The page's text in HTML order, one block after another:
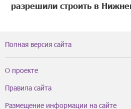
разрешили строить в
Полная версия сайта
О проекте
Правила сайта
Размещение информации на сайте